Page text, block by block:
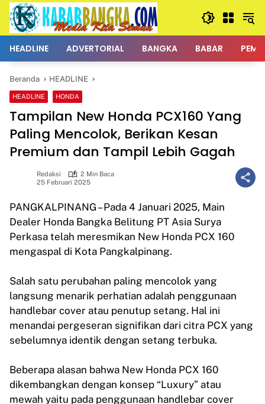
Langsung
konten
HEADLINE ADVERTORIAL BANGKA BABAR
Beranda HEADLINE
HEADLINE HONDA
Tampilan New Honda PCX160 Yang
Paling Mencolok, Berikan Kesan
Premium dan Tampil Lebih Gagah
Redaksi
2 Min Baca
25 Februari 2025
PANGKALPINANG – Pada 4 Januari 2025, Main
Dealer Honda Bangka Belitung PT Asia Surya
Perkasa telah meresmikan New Honda PCX 160
mengaspal di Kota Pangkalpinang.
Salah satu perubahan paling mencolok yang
langsung menarik perhatian adalah penggunaan
handlebar cover atau penutup setang. Hal ini
menandai pergeseran signifikan dari citra PCX yang
sebelumnya identik dengan setang terbuka.
Beberapa alasan bahwa New Honda PCX 160
dikembangkan dengan konsep “Luxury” atau
mewah yaitu pada penggunaan handlebar cover